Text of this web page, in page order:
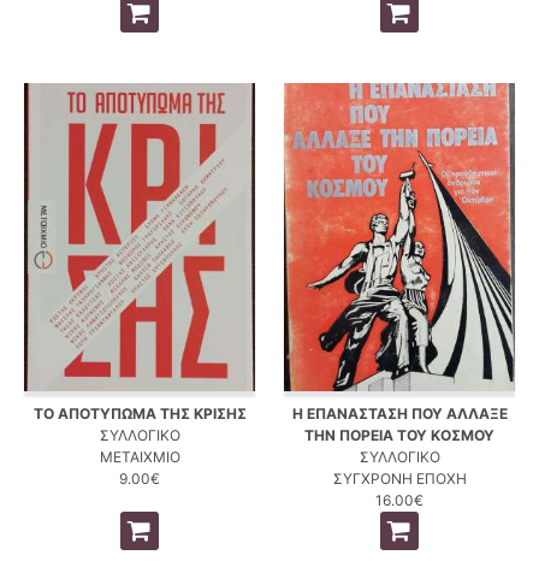
ΤΟ ΑΠΟΤΥΠΩΜΑ ΤΗΣ ΚΡΙΣΗΣ
ΣΥΛΛΟΓΙΚΟ
ΜΕΤΑΙΧΜΙΟ
9.00€
Η ΕΠΑΝΑΣΤΑΣΗ ΠΟΥ ΑΛΛΑΞΕ
ΤΗΝ ΠΟΡΕΙΑ ΤΟΥ ΚΟΣΜΟΥ
ΣΥΛΛΟΓΙΚΟ
ΣΥΓΧΡΟΝΗ ΕΠΟΧΗ
16.00€